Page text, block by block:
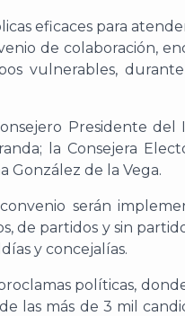
eficaces para
de colaboración,
vulnerables,
Presidente del
la Consejera
González de la Vega.
serán
de partidos y sin
y concejalías.
políticas,
las más de 3 mil